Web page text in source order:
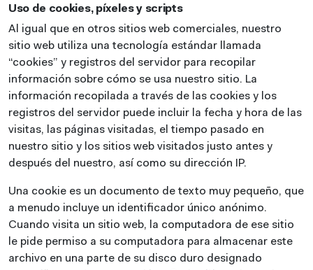
Uso de cookies, píxeles y scripts
Al igual que en otros sitios web comerciales, nuestro
sitio web utiliza una tecnología estándar llamada
“cookies” y registros del servidor para recopilar
información sobre cómo se usa nuestro sitio. La
información recopilada a través de las cookies y los
registros del servidor puede incluir la fecha y hora de las
visitas, las páginas visitadas, el tiempo pasado en
nuestro sitio y los sitios web visitados justo antes y
después del nuestro, así como su dirección IP.
Una cookie es un documento de texto muy pequeño, que
a menudo incluye un identificador único anónimo.
Cuando visita un sitio web, la computadora de ese sitio
le pide permiso a su computadora para almacenar este
archivo en una parte de su disco duro designado